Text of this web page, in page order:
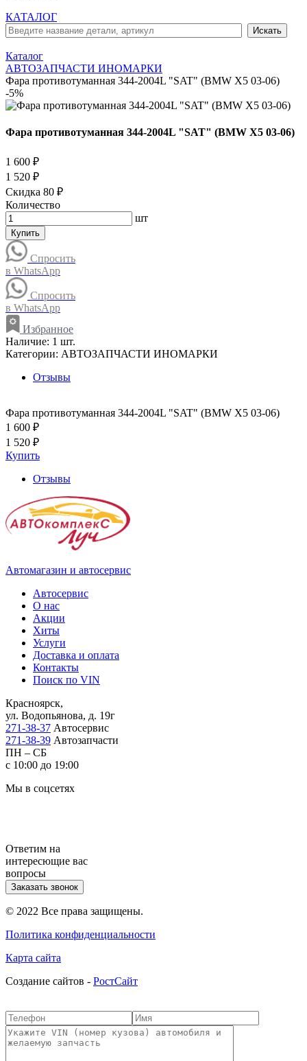
КАТАЛОГ
Каталог
АВТОЗАПЧАСТИ ИНОМАРКИ
Фара противотуманная 344-2004L "SAT" (BMW X5 03-06)
-5%
Фара противотуманная 344-2004L "SAT" (BMW X5 03-06)
1 600 ₽
1 520 ₽
Скидка 80 ₽
Количество
шт
Купить
Спросить
в WhatsApp
Спросить
в WhatsApp
Избранное
Наличие: 1 шт.
Категории: АВТОЗАПЧАСТИ ИНОМАРКИ
Отзывы
Фара противотуманная 344-2004L "SAT" (BMW X5 03-06)
1 600 ₽
1 520 ₽
Купить
Отзывы
Автомагазин и автосервис
Автосервис
О нас
Акции
Хиты
Услуги
Доставка и оплата
Контакты
Поиск по VIN
Красноярск,
ул. Водопьянова, д. 19г
271-38-37 Автосервис
271-38-39 Автозапчасти
ПН – СБ
с 10:00 до 19:00
Мы в соцсетях
Ответим на
интересющие вас
вопросы
Заказать звонок
© 2022 Все права защищены.
Политика конфиденциальности
Карта сайта
Cоздание сайтов - РостСайт